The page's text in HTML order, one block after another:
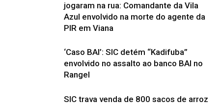
jogaram na rua: Comandante da Vila
Azul envolvido na morte do agente da
PIR em Viana
‘Caso BAI’: SIC detém “Kadifuba”
envolvido no assalto ao banco BAI no
Rangel
SIC trava venda de 800 sacos de arroz